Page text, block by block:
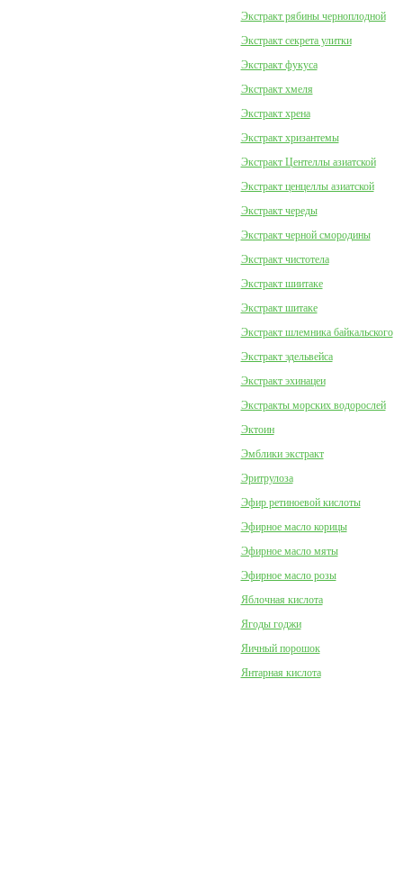
Экстракт рябины черноплодной
Экстракт секрета улитки
Экстракт фукуса
Экстракт хмеля
Экстракт хрена
Экстракт хризантемы
Экстракт Центеллы азиатской
Экстракт ценцеллы азиатской
Экстракт череды
Экстракт черной смородины
Экстракт чистотела
Экстракт шиитаке
Экстракт шитаке
Экстракт шлемника байкальского
Экстракт эдельвейса
Экстракт эхинацеи
Экстракты морских водорослей
Эктоин
Эмблики экстракт
Эритрулоза
Эфир ретиноевой кислоты
Эфирное масло корицы
Эфирное масло мяты
Эфирное масло розы
Яблочная кислота
Ягоды годжи
Яичный порошок
Янтарная кислота